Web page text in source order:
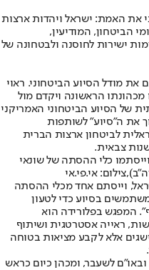
את האמת: ישראל ויהדות ארצות
הביטחון, המודיעין,
ישירות לחוסנה ולבטחונה של
את מודל הסיוע הביטחוני. ראוי
הראשונה ויקדם מול
של הסיוע הביטחוני האמריקני
את ה"סיוע" לשותפות
לביטחון ארצות הברית
צבאית.
כלי ההסתה של שונאי
אי.פי.אי
וייסתם אחד מכלי ההסתה
בסיוע כדי לטעון
המפגש בפלורידה הוא
ראייה אסטרטגית ושיתוף
אלא לקבע מציאות בטוחה
לשעבר, ומכהן כיום כראש